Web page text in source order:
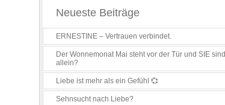
Neueste Beiträge
ERNESTINE – Vertrauen verbindet.
Der Wonnemonat Mai steht vor der Tür und SIE sind
allein?
Liebe ist mehr als ein Gefühl 💞
Sehnsucht nach Liebe?